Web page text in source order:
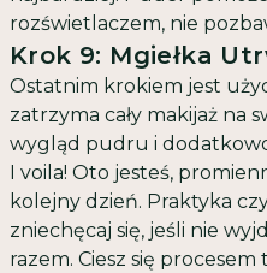
rozświetlaczem, nie
Krok 9: Mgiełka
Ostatnim krokiem jest
zatrzyma cały makijaż na
wygląd pudru i
I voila! Oto jesteś,
kolejny dzień. Praktyka
zniechęcaj się, jeśli nie
razem. Ciesz się procesem